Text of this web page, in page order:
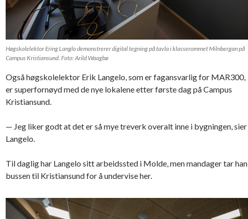
Høgskolelektor Ering Langlo demonstrerer digital tegning på tavla i klasserommet Milnbergan på
Campus Kristiansund. Foto: Arild Waagbø
Også høgskolelektor Erik Langelo, som er fagansvarlig for MAR300,
er superfornøyd med de nye lokalene etter første dag på Campus
Kristiansund.
— Jeg liker godt at det er så mye treverk overalt inne i bygningen, sier
Langelo.
Til daglig har Langelo sitt arbeidssted i Molde, men mandager tar han
bussen til Kristiansund for å undervise her.